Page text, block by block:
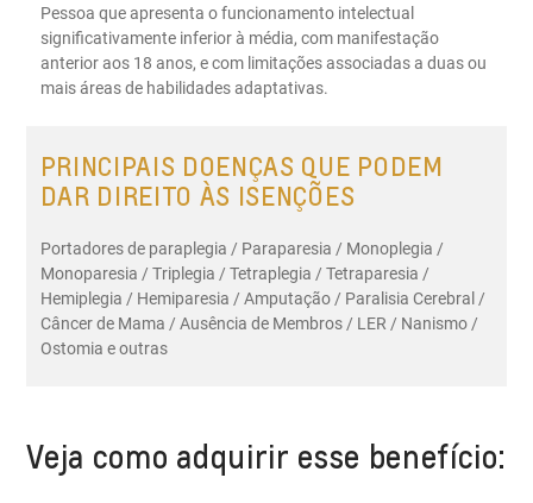
Pessoa que apresenta o funcionamento intelectual
significativamente inferior à média, com manifestação
anterior aos 18 anos, e com limitações associadas a duas ou
mais áreas de habilidades adaptativas.
PRINCIPAIS DOENÇAS QUE PODEM
DAR DIREITO ÀS ISENÇÕES
Portadores de paraplegia / Paraparesia / Monoplegia /
Monoparesia / Triplegia / Tetraplegia / Tetraparesia /
Hemiplegia / Hemiparesia / Amputação / Paralisia Cerebral /
Câncer de Mama / Ausência de Membros / LER / Nanismo /
Ostomia e outras
Veja como adquirir esse benefício: